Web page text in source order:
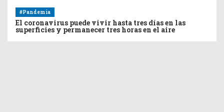
#Pandemia
El coronavirus puede vivir hasta tres días en las
superficies y permanecer tres horas en el aire